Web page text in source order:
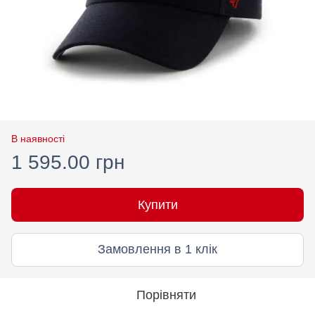
В наявності
1 595.00 грн
Купити
Замовлення в 1 клік
Порівняти